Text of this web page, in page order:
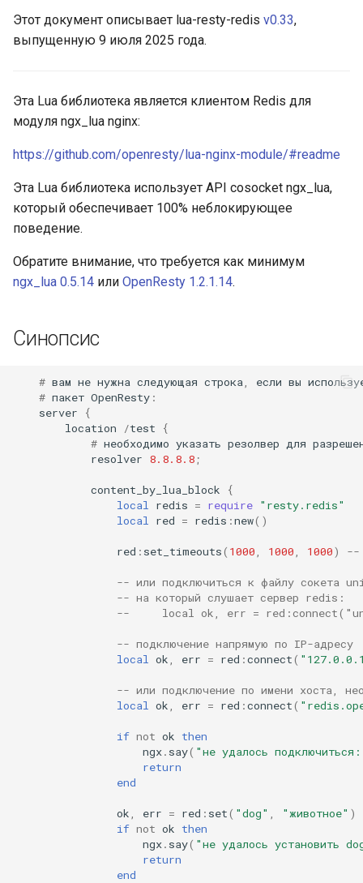
auth-totp
bot-verifier
captcha
cgi
compression-normalize
compression-vary
concat
encrypted-session
cancel_pipeline
array_to_hash
Аутентификация Redis
Транзакции Redis
Балансировка нагрузки и
Отладка
Автоматическая
регистрация ошибок
Контрольный список для
Клонировать последнюю
версию, предположим
Перейти в каталог
Теперь будет выведен
скомпилированный путь
/usr/local/lib/lua/resty =
Этот документ описывает lua-resty-redis v0.33,
выпущенную 9 июля 2025 года.
Эта Lua библиотека является клиентом Redis для
модуля ngx_lua nginx:
https://github.com/openresty/lua-nginx-module/#readme
Эта Lua библиотека использует API cosocket ngx_lua,
который обеспечивает 100% неблокирующее
поведение.
Обратите внимание, что требуется как минимум
ngx_lua 0.5.14 или OpenResty 1.2.1.14.
Синопсис
# вам не нужна следующая строка если вы
# пакет OpenResty :
server
{
location
/test
{
# необходимо указать резолвер для
resolver 8.8.8.8 ;
content_by_lua_block
{
local
redis = require "resty.redis"
local
red = redis :new()
red : set_timeouts( 1000 1000 1000) --
-- или подключиться к файлу сокета
-- на который слушает сервер redis:
--     local ok, err =
-- подключение напрямую по IP-адресу
local
ok err = red :connect(
-- или подключение по имени хоста,
local
ok err = red :connect(
if not ok then
ngx. say( "не удалось
return
end
ok err = red : set( "dog" "животное" )
if not ok then
ngx. say( "не удалось установить
return
end